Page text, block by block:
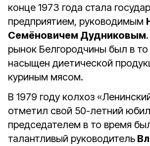
конце 1973 года стала
предприятием, руководимым
Семёновичем Дудниковым
рынок Белгородчины был в то
насыщен диетической
куриным мясом.
В 1979 году колхоз
отметил свой 50-летний
председателем в то время
талантливый руководитель